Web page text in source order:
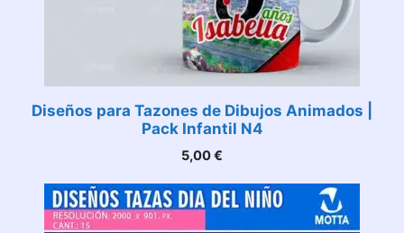
Diseños para Tazones de Dibujos Animados |
Pack Infantil N4
5,00€